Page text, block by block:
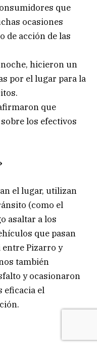
que
ocasiones
de acción de las
noche, hicieron un
por el lugar para la
que
los efectivos
el lugar, utilizan
(como el
asaltar a los
que pasan
Pizarro y
también
y ocasionaron
eficacia el